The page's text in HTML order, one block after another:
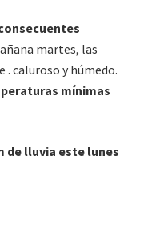
martes, las
caluroso y húmedo.
mínimas
de lluvia este lunes